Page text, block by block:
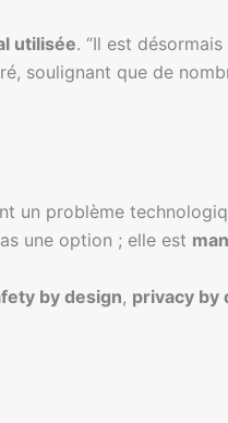
utilisée. “Il est
soulignant que de
un problème
une option ; elle est
by design, privacy by